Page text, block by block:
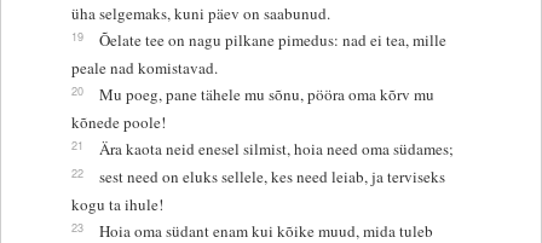
üha selgemaks, kuni päev on saabunud.
19
Õelate tee on nagu pilkane pimedus: nad ei tea, mille
peale nad komistavad.
20
Mu poeg, pane tähele mu sõnu, pööra oma kõrv mu
kõnede poole!
21 Ära kaota neid enesel silmist, hoia need oma südames;
22
sest need on eluks sellele, kes need leiab, ja terviseks
kogu ta ihule!
23
Hoia oma südant enam kui kõike muud, mida tuleb